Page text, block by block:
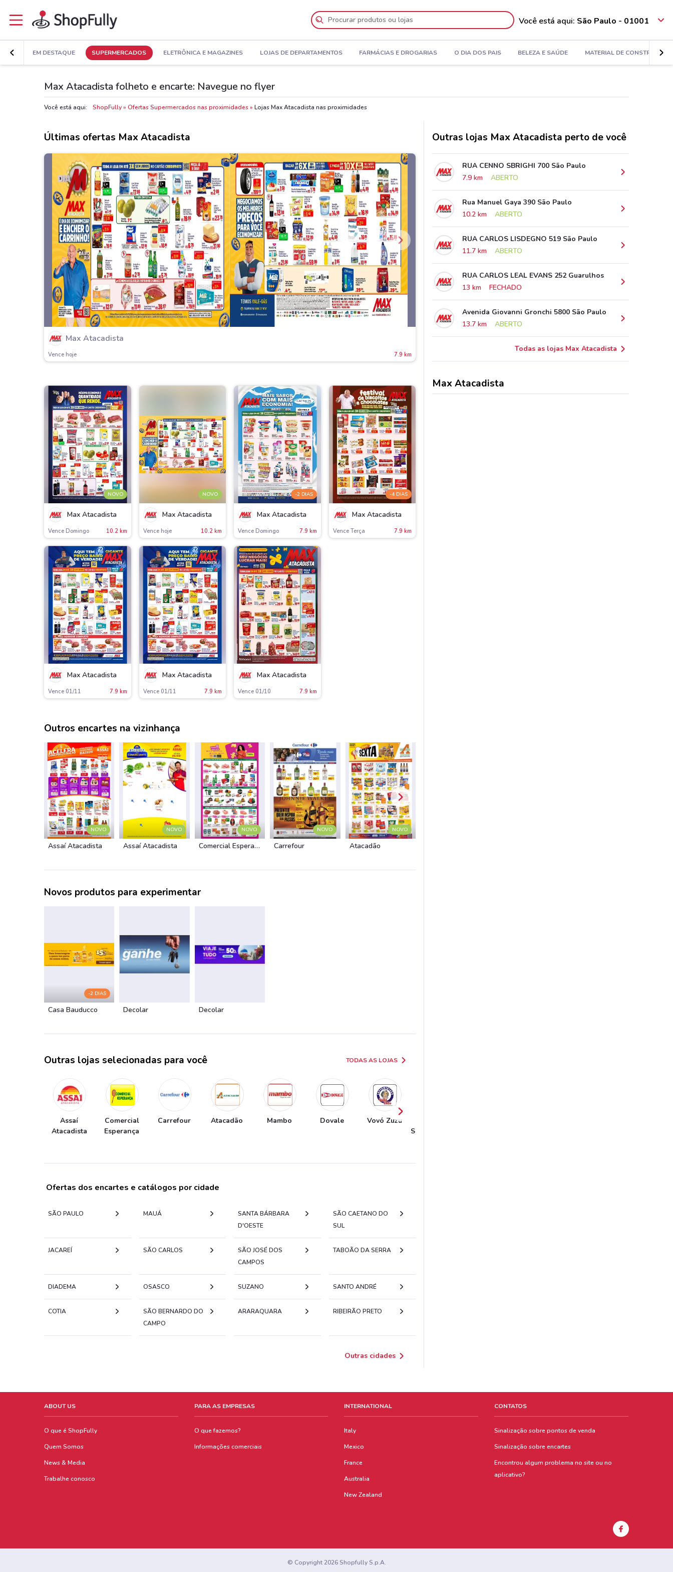
Você está aqui: São Paulo - 01001
EM DESTAQUE SUPERMERCADOS ELETRÔNICA E MAGAZINES LOJAS DE DEPARTAMENTOS FARMÁCIAS E DROGARIAS O DIA DOS PAIS BELEZA E SAÚDE MATERIAL DE CONSTRUÇÃO
Max Atacadista folheto e encarte: Navegue no flyer
Você está aqui: ShopFully Ofertas Supermercados nas proximidades Lojas Max Atacadista nas proximidades
Últimas ofertas Max Atacadista
Max Atacadista
Vence hoje 7.9 km
NOVO
Max Atacadista
Vence Domingo 10.2 km
NOVO
Max Atacadista
Vence hoje 10.2 km
-2 DIAS
Max Atacadista
Vence Domingo 7.9 km
-4 DIAS
Max Atacadista
Vence Terça 7.9 km
Max Atacadista
Vence 01/11 7.9 km
Max Atacadista
Vence 01/11 7.9 km
Max Atacadista
Vence 01/10 7.9 km
Outros encartes na vizinhança
NOVO
Assaí Atacadista
NOVO
Assaí Atacadista
NOVO
Comercial Esperança
NOVO
Carrefour
NOVO
Atacadão
Novos produtos para experimentar
-2 DIAS
Casa Bauducco Decolar Decolar
Outras lojas selecionadas para você TODAS AS LOJAS
Assaí
Atacadista
Comercial
Esperança
Carrefour Atacadão Mambo Dovale Vovó Zuzu
Supermercados
Ofertas dos encartes e catálogos por cidade
SÃO PAULO MAUÁ
SANTA BÁRBARA
D'OESTE
SÃO CAETANO DO
SUL
JACAREÍ SÃO CARLOS
SÃO JOSÉ DOS
CAMPOS
TABOÃO DA SERRA
DIADEMA OSASCO SUZANO SANTO ANDRÉ
COTIA
SÃO BERNARDO DO
CAMPO
ARARAQUARA RIBEIRÃO PRETO
Outras cidades
Outras lojas Max Atacadista perto de você
RUA CENNO SBRIGHI 700 São Paulo
7.9 km
ABERTO
Rua Manuel Gaya 390 São Paulo
10.2 km
ABERTO
RUA CARLOS LISDEGNO 519 São Paulo
11.7 km
ABERTO
RUA CARLOS LEAL EVANS 252 Guarulhos
13 km
FECHADO
Avenida Giovanni Gronchi 5800 São Paulo
13.7 km
ABERTO
Todas as lojas Max Atacadista
Max Atacadista
ABOUT US
O que é ShopFully
Quem Somos
News & Media
Trabalhe conosco
PARA AS EMPRESAS
O que fazemos?
Informações comerciais
INTERNATIONAL
Italy
Mexico
France
Australia
New Zealand
CONTATOS
Sinalização sobre pontos de venda
Sinalização sobre encartes
Encontrou algum problema no site ou no
aplicativo?
© Copyright 2026 Shopfully S.p.A.